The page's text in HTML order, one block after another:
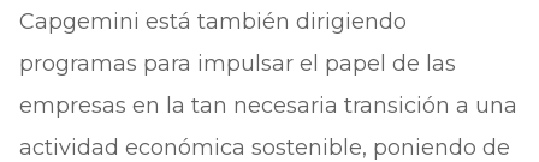
Capgemini está también dirigiendo
programas para impulsar el papel de las
empresas en la tan necesaria transición a una
actividad económica sostenible, poniendo de